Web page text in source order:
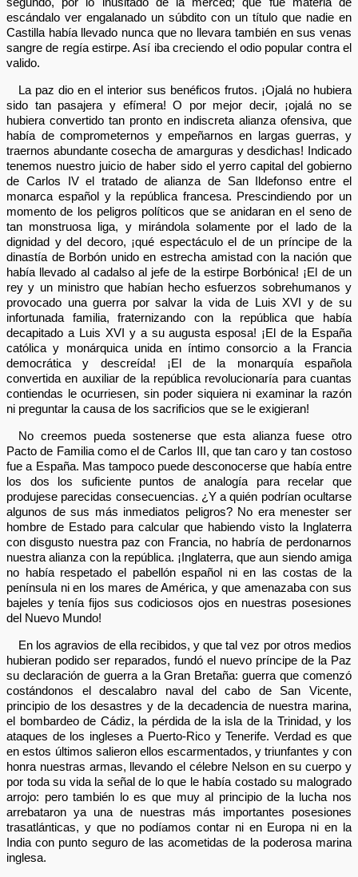
escándalo ver engalanado un súbdito con un título que nadie en
Castilla había llevado nunca que no llevara también en sus venas
sangre de regía estirpe. Así iba creciendo el odio popular contra el
valido.
La paz dio en el interior sus benéficos frutos. ¡Ojalá no hubiera
sido tan pasajera y efímera! O por mejor decir, ¡ojalá no se
hubiera convertido tan pronto en indiscreta alianza ofensiva, que
había de comprometernos y empeñarnos en largas guerras, y
traernos abundante cosecha de amarguras y desdichas! Indicado
tenemos nuestro juicio de haber sido el yerro capital del gobierno
de Carlos IV el tratado de alianza de San Ildefonso entre el
monarca español y la república francesa. Prescindiendo por un
momento de los peligros políticos que se anidaran en el seno de
tan monstruosa liga, y mirándola solamente por el lado de la
dignidad y del decoro, ¡qué espectáculo el de un príncipe de la
dinastía de Borbón unido en estrecha amistad con la nación que
había llevado al cadalso al jefe de la estirpe Borbónica! ¡El de un
rey y un ministro que habían hecho esfuerzos sobrehumanos y
provocado una guerra por salvar la vida de Luis XVI y de su
infortunada familia, fraternizando con la república que había
decapitado a Luis XVI y a su augusta esposa! ¡El de la España
católica y monárquica unida en íntimo consorcio a la Francia
democrática y descreída! ¡El de la monarquía española
convertida en auxiliar de la república revolucionaría para cuantas
contiendas le ocurriesen, sin poder siquiera ni examinar la razón
ni preguntar la causa de los sacrificios que se le exigieran!
No creemos pueda sostenerse que esta alianza fuese otro
Pacto de Familia como el de Carlos III, que tan caro y tan costoso
fue a España. Mas tampoco puede desconocerse que había entre
los dos los suficiente puntos de analogía para recelar que
produjese parecidas consecuencias. ¿Y a quién podrían ocultarse
algunos de sus más inmediatos peligros? No era menester ser
hombre de Estado para calcular que habiendo visto la Inglaterra
con disgusto nuestra paz con Francia, no habría de perdonarnos
nuestra alianza con la república. ¡Inglaterra, que aun siendo amiga
no había respetado el pabellón español ni en las costas de la
península ni en los mares de América, y que amenazaba con sus
bajeles y tenía fijos sus codiciosos ojos en nuestras posesiones
del Nuevo Mundo!
En los agravios de ella recibidos, y que tal vez por otros medios
hubieran podido ser reparados, fundó el nuevo príncipe de la Paz
su declaración de guerra a la Gran Bretaña: guerra que comenzó
costándonos el descalabro naval del cabo de San Vicente,
principio de los desastres y de la decadencia de nuestra marina,
el bombardeo de Cádiz, la pérdida de la isla de la Trinidad, y los
ataques de los ingleses a Puerto-Rico y Tenerife. Verdad es que
en estos últimos salieron ellos escarmentados, y triunfantes y con
honra nuestras armas, llevando el célebre Nelson en su cuerpo y
por toda su vida la señal de lo que le había costado su malogrado
arrojo: pero también lo es que muy al principio de la lucha nos
arrebataron ya una de nuestras más importantes posesiones
trasatlánticas, y que no podíamos contar ni en Europa ni en la
India con punto seguro de las acometidas de la poderosa marina
inglesa.